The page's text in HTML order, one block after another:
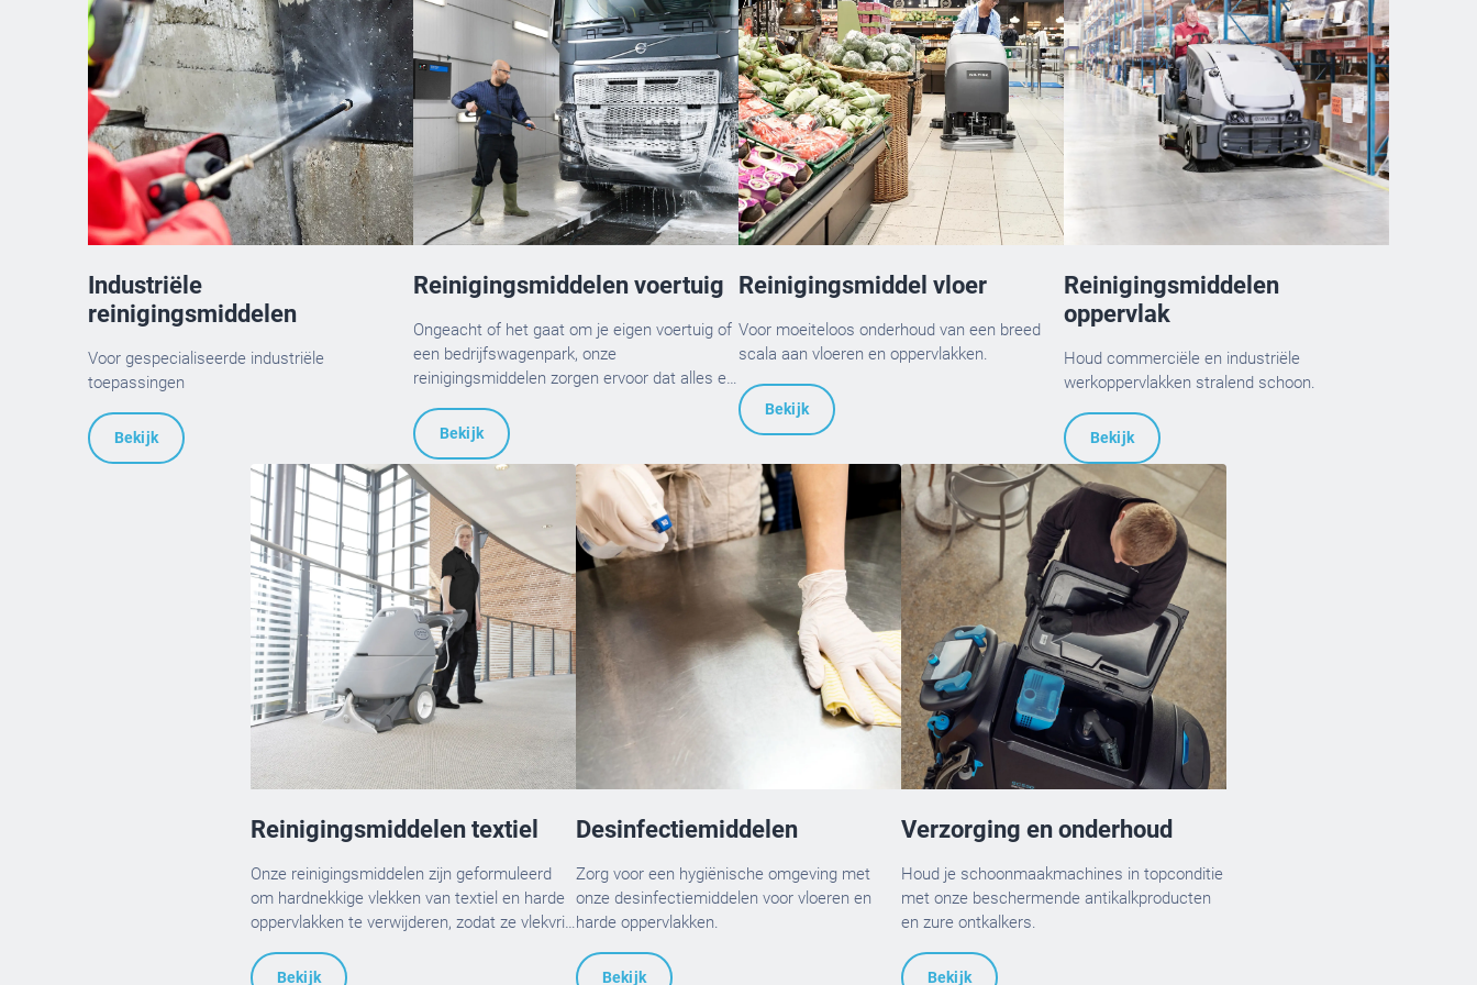
Industriële
reinigingsmiddelen
Voor gespecialiseerde industriële
toepassingen
Bekijk
Reinigingsmiddelen voertuig
Ongeacht of het gaat om je eigen voertuig of
een bedrijfswagenpark, onze
reinigingsmiddelen zorgen ervoor dat alles er
Bekijk
Reinigingsmiddel vloer
Voor moeiteloos onderhoud van een breed
scala aan vloeren en oppervlakken.
Bekijk
Reinigingsmiddelen
oppervlak
Houd commerciële en industriële
werkoppervlakken stralend schoon.
Bekijk
Reinigingsmiddelen textiel
Onze reinigingsmiddelen zijn geformuleerd
om hardnekkige vlekken van textiel en harde
oppervlakken te verwijderen, zodat ze vlekvrij
Bekijk
Desinfectiemiddelen
Zorg voor een hygiënische omgeving met
onze desinfectiemiddelen voor vloeren en
harde oppervlakken.
Bekijk
Verzorging en onderhoud
Houd je schoonmaakmachines in topconditie
met onze beschermende antikalkproducten
en zure ontkalkers.
Bekijk